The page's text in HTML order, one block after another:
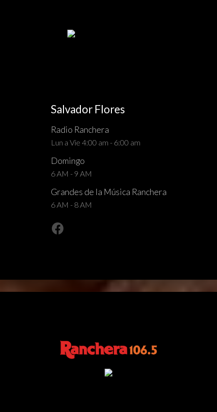
Salvador Flores
Radio Ranchera
Lun a Vie 4:00 am - 6:00 am
Domingo
6 AM - 9 AM
Grandes de la Música Ranchera
6 AM - 8 AM